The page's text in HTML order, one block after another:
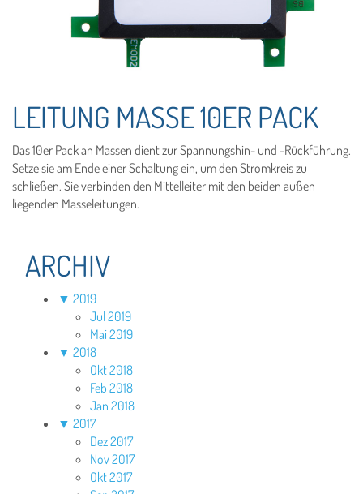
LEITUNG MASSE 10ER PACK
Das 10er Pack an Massen dient zur Spannungshin- und -Rückführung.
Setze sie am Ende einer Schaltung ein, um den Stromkreis zu
schließen. Sie verbinden den Mittelleiter mit den beiden außen
liegenden Masseleitungen.
ARCHIV
▼ 2019
Jul 2019
Mai 2019
▼ 2018
Okt 2018
Feb 2018
Jan 2018
▼ 2017
Dez 2017
Nov 2017
Okt 2017